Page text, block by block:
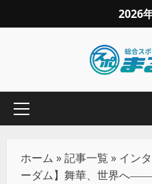
2026
ホーム »記事一覧 » イン
ーダム】舞華、世界へ